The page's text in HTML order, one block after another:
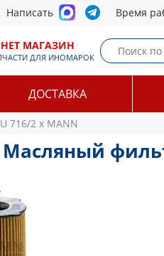
Написать Время
МАГАЗИН
ДЛЯ ИНОМАРОК
ДОСТАВКА
716/2 x MANN
Масляный